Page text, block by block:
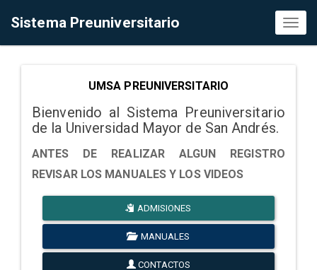
Sistema Preuniversitario
UMSA PREUNIVERSITARIO
Bienvenido al Sistema Preuniversitario
de la Universidad Mayor de San Andrés.
ANTES DE REALIZAR ALGUN REGISTRO
REVISAR LOS MANUALES Y LOS VIDEOS
ADMISIONES
MANUALES
CONTACTOS